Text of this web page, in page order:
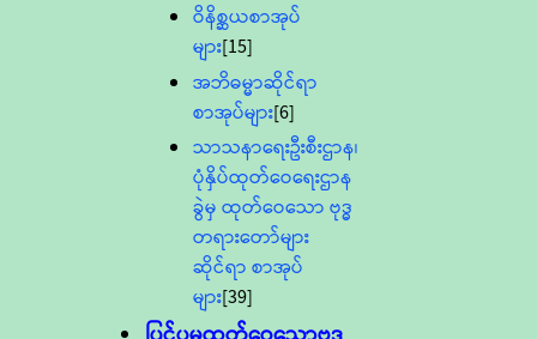
ဝိနိစ္ဆယစာအုပ်
များ[15]
အဘိဓမ္မာဆိုင်ရာ
စာအုပ်များ[6]
သာသနာရေးဦးစီးဌာန၊
ပုံနှိပ်ထုတ်ဝေရေးဌာန
ခွဲမှ ထုတ်ဝေသော ဗုဒ္ဓ
တရားတော်များ
ဆိုင်ရာ စာအုပ်
များ[39]